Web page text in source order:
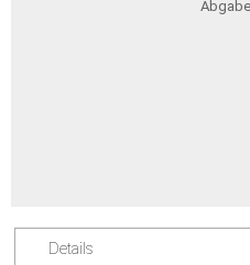
Details